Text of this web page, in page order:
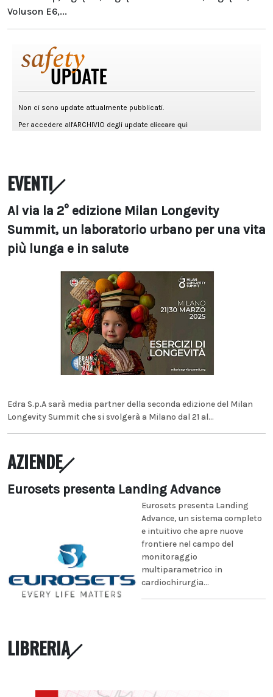
Voluson E6,...
EVENTI
Al via la 2° edizione Milan Longevity
Summit, un laboratorio urbano per una vita
più lunga e in salute
Edra S.p.A sarà media partner della seconda edizione del Milan
Longevity Summit che si svolgerà a Milano dal 21 al...
AZIENDE
Eurosets presenta Landing Advance
Eurosets presenta Landing
Advance, un sistema completo
e intuitivo che apre nuove
frontiere nel campo del
monitoraggio
multiparametrico in
cardiochirurgia...
LIBRERIA